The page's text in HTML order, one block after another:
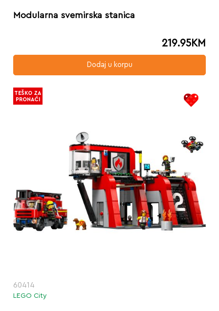
Modularna svemirska stanica
219.95KM
Dodaj u korpu
60414
LEGO City
TEŠKO ZA
PRONAĆI